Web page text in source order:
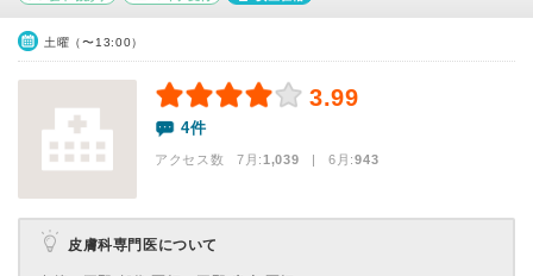
土曜（〜13:00）
3.99
4件
アクセス数 7月:1,039 | 6月:943
皮膚科専門医について